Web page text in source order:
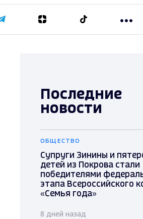
Последние
новости
ОБЩЕСТВО
Супруги Зинины и
детей из Покрова стали
победителями
этапа Всероссийского
«Семья года»
8 дней назад